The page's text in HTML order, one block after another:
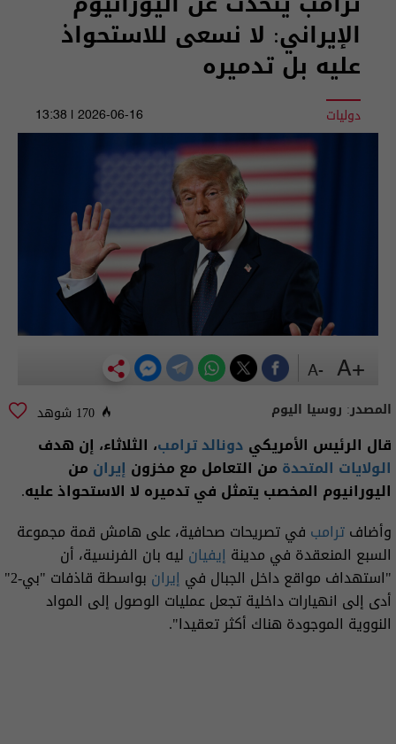
الإيراني: لا نسعى للاستحواذ
عليه بل تدميره
دوليات 2026-06-16 | 13:38
المصدر: روسيا اليوم 170 شوهد
قال الرئيس الأمريكي دونالد ترامب، الثلاثاء، إن هدف
الولايات المتحدة من التعامل مع مخزون إيران من
اليورانيوم المخصب يتمثل في تدميره لا الاستحواذ عليه.
وأضافترامب في تصريحات صحافية، على هامش قمة مجموعة
السبع المنعقدة في مدينة إيفيان ليه بان الفرنسية، أن
"استهداف مواقع داخل الجبال في إيران
بواسطة قاذفات "بي-2"
أدى إلى انهيارات داخلية تجعل عمليات الوصول إلى المواد
النووية الموجودة هناك أكثر تعقيدا".
+A
-A